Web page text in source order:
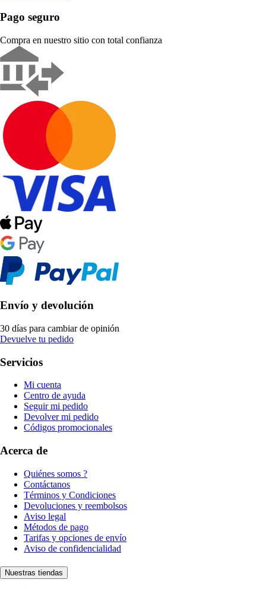
Pago seguro
Compra en nuestro sitio con total confianza
Envío y devolución
30 días para cambiar de opinión
Devuelve tu pedido
Servicios
Mi cuenta
Centro de ayuda
Seguir mi pedido
Devolver mi pedido
Códigos promocionales
Acerca de
Quiénes somos ?
Contáctanos
Términos y Condiciones
Devoluciones y reembolsos
Aviso legal
Métodos de pago
Tarifas y opciones de envío
Aviso de confidencialidad
Nuestras tiendas